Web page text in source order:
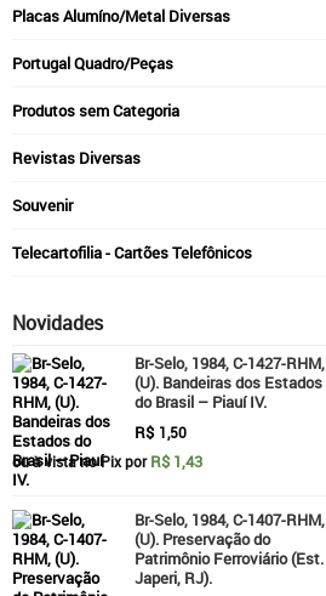
Placas Alumíno/Metal Diversas
Portugal Quadro/Peças
Produtos sem Categoria
Revistas Diversas
Souvenir
Telecartofilia - Cartões Telefônicos
Novidades
Br-Selo, 1984, C-1427-RHM,
(U). Bandeiras dos Estados
do Brasil – Piauí IV.
R$ 1,50
ou à vista no Pix porR$ 1,43
Br-Selo, 1984, C-1407-RHM,
(U). Preservação do
Patrimônio Ferroviário (Est.
Japeri, RJ).